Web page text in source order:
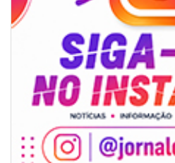
06/08/2026 | 18:18
Programa de IST/Aids e Hepatites
ao CIS
GERAL